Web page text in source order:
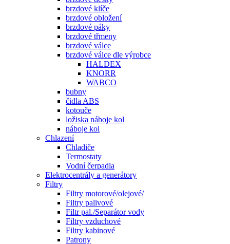
brzdové klíče
brzdové obložení
brzdové páky
brzdové třmeny
brzdové válce
brzdové válce dle výrobce
HALDEX
KNORR
WABCO
bubny
čidla ABS
kotouče
ložiska náboje kol
náboje kol
Chlazení
Chladiče
Termostaty
Vodní čerpadla
Elektrocentrály a generátory
Filtry
Filtry motorové/olejové/
Filtry palivové
Filtr pal./Separátor vody
Filtry vzduchové
Filtry kabinové
Patrony